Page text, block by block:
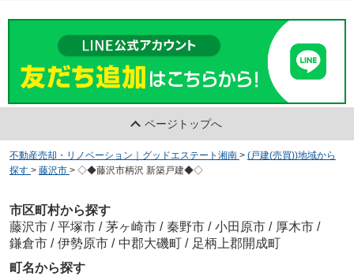
ページトップへ
不動産売却・リノベーション｜グッドエステート湘南 > (戸建(売買))地域から
探す > 藤沢市 > ◇◆藤沢市柄沢 新築戸建◆◇
市区町村から探す
藤沢市 / 平塚市 / 茅ヶ崎市 / 秦野市 / 小田原市 / 厚木市 /
鎌倉市 / 伊勢原市 / 中郡大磯町 / 足柄上郡開成町
町名から探す